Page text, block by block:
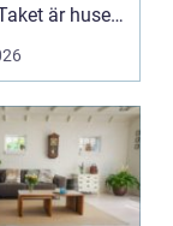
är husets